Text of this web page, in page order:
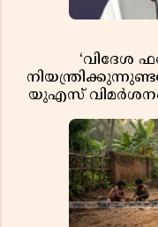
‘വിദേശ
യുഎസ്